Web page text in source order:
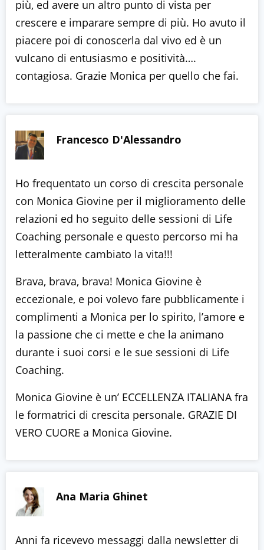
più, ed avere un altro punto di vista per
crescere e imparare sempre di più. Ho avuto il
piacere poi di conoscerla dal vivo ed è un
vulcano di entusiasmo e positività….
contagiosa. Grazie Monica per quello che fai.
Francesco D'Alessandro
Ho frequentato un corso di crescita personale
con Monica Giovine per il miglioramento delle
relazioni ed ho seguito delle sessioni di Life
Coaching personale e questo percorso mi ha
letteralmente cambiato la vita!!!
Brava, brava, brava! Monica Giovine è
eccezionale, e poi volevo fare pubblicamente i
complimenti a Monica per lo spirito, l’amore e
la passione che ci mette e che la animano
durante i suoi corsi e le sue sessioni di Life
Coaching.
Monica Giovine è un’ ECCELLENZA ITALIANA fra
le formatrici di crescita personale. GRAZIE DI
VERO CUORE a Monica Giovine.
Ana Maria Ghinet
Anni fa ricevevo messaggi dalla newsletter di